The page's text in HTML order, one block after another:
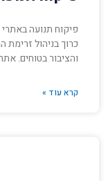
פיקוח תנועה באתרי
כרוך בניהול
והציבור בטוחים.
קרא עוד »